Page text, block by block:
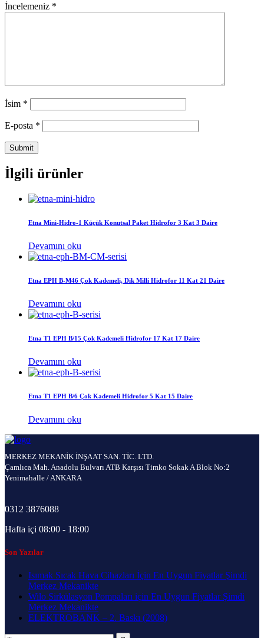
İncelemeniz *
İsim *
E-posta *
İlgili ürünler
Etna Mini-Hidro-1 Küçük Konutsal Paket Hidrofor 3 Kat 3 Daire
Devamını oku
Etna EPH B-M46 Çok Kademeli, Dik Milli Hidrofor 11 Kat 21 Daire
Devamını oku
Etna T1 EPH B/15 Çok Kademeli Hidrofor 17 Kat 17 Daire
Devamını oku
Etna T1 EPH B/6 Çok Kademeli Hidrofor 5 Kat 15 Daire
Devamını oku
MERKEZ MEKANİK İNŞAAT SAN. TİC. LTD.
Çamlıca Mah. Anadolu Bulvarı ATB Karşısı Timko Sokak A Blok No:2
Yenimahalle / ANKARA
0312 3876088
Hafta içi 08:00 - 18:00
Son Yazılar
Isımak Sıcak Hava Cihazları İçin En Uygun Fiyatlar Şimdi
Merkez Mekanikte
Wilo Sirkülasyon Pompaları için En Uygun Fiyatlar Şimdi
Merkez Mekanikte
ELEKTROBANK – 2. Baskı (2008)